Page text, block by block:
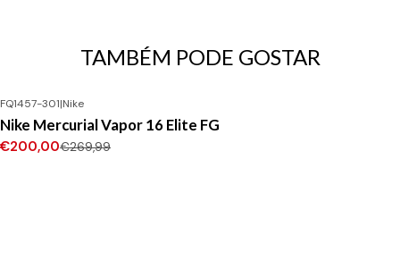
TAMBÉM PODE GOSTAR
-26%DESCONTO
FQ1457-301|Nike
Nike Mercurial Vapor 16 Elite FG
€200,00€269,99